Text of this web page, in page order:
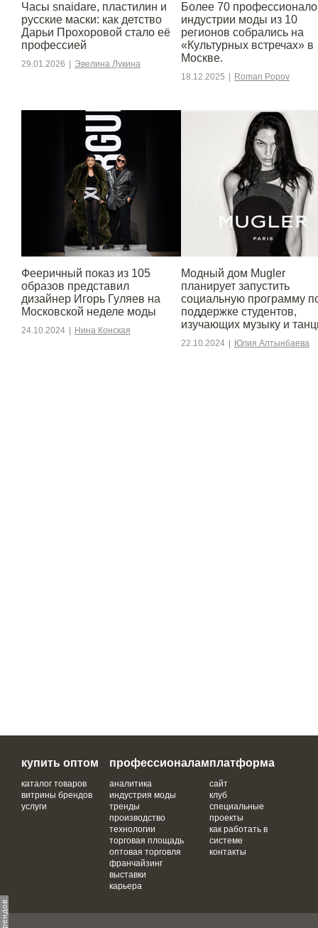
Часы snaidare, пластилин и
русские маски: как детство
Дарьи Прохоровой стало её
профессией
29.01.2026 Эвелина Лукина
Более 70
индустрии моды из 10
регионов собрались на
«Культурных встречах» в
Москве.
18.12.2025 Roman Popov
Фееричный показ из 105
образов представил
дизайнер Игорь Гуляев на
Московской неделе моды
24.10.2024 Нина Конская
Модный дом Mugler
планирует запустить
социальную программу
поддержке студентов,
изучающих музыку и
22.10.2024 Юлия Алтынбаева
купить оптом
каталог товаров
витрины брендов
услуги
профессионалам
аналитика
индустрия моды
тренды
производство
технологии
торговая площадь
оптовая торговля
франчайзинг
выставки
карьера
платформа
сайт
клуб
специальные
проекты
как работать в
системе
контакты